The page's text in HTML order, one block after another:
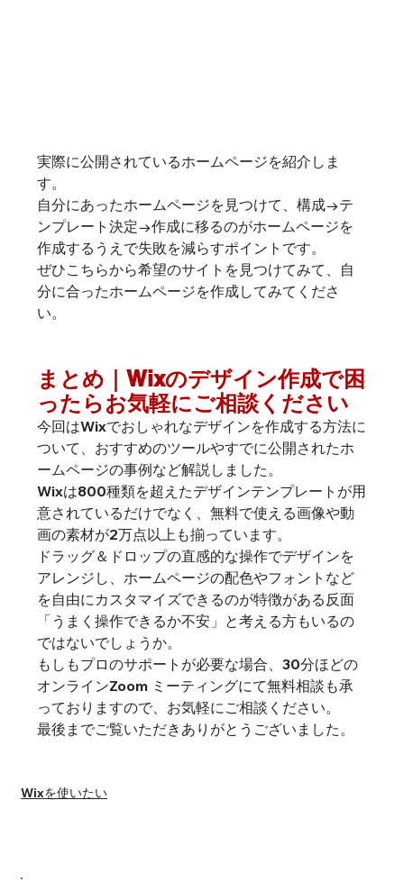
実際に公開されているホームページを紹介しま
す。
自分にあったホームページを見つけて、構成→テ
ンプレート決定→作成に移るのがホームページを
作成するうえで失敗を減らすポイントです。
ぜひこちらから希望のサイトを見つけてみて、自
分に合ったホームページを作成してみてくださ
い。
まとめ｜Wixのデザイン作成で困
ったらお気軽にご相談ください
今回はWixでおしゃれなデザインを作成する方法に
ついて、おすすめのツールやすでに公開されたホ
ームページの事例など解説しました。
Wixは800種類を超えたデザインテンプレートが用
意されているだけでなく、無料で使える画像や動
画の素材が2万点以上も揃っています。
ドラッグ＆ドロップの直感的な操作でデザインを
アレンジし、ホームページの配色やフォントなど
を自由にカスタマイズできるのが特徴がある反面
「うまく操作できるか不安」と考える方もいるの
ではないでしょうか。
もしもプロのサポートが必要な場合、30分ほどの
オンラインZoom ミーティングにて無料相談も承
っておりますので、お気軽にご相談ください。
最後までご覧いただきありがとうございました。
Wixを使いたい